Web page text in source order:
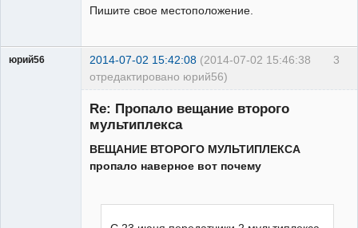
Пишите свое местоположение.
3
юрий56 2014-07-02 15:42:08 (2014-07-02 15:46:38
отредактировано юрий56)
Re: Пропало вещание второго
мультиплекса
ВЕЩАНИЕ ВТОРОГО МУЛЬТИПЛЕКСА
пропало наверное вот почему